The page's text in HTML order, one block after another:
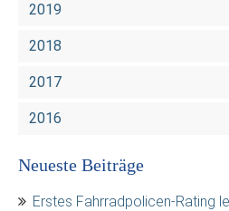
2019
2018
2017
2016
Neueste Beiträge
Erstes Fahrradpolicen-Rating